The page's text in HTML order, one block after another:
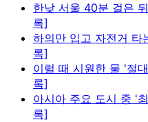
한낮 서울 40분 걸은
록]
하의만 입고 자전거 타
록]
이럴 때 시원한 물 '절
록]
아시아 주요 도시 중 '
록]